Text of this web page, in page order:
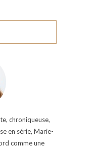
chroniqueuse,
en série, Marie-
comme une